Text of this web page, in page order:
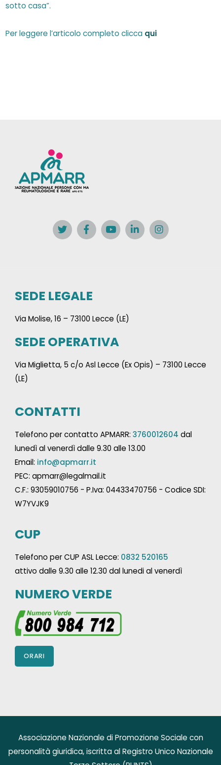
sotto casa”.
Per leggere l’articolo completo clicca qui
SEDE LEGALE
Via Molise, 16 – 73100 Lecce (LE)
SEDE OPERATIVA
Via Miglietta, 5 c/o Asl Lecce (Ex Opis) – 73100 Lecce
(LE)
CONTATTI
Telefono per contatto APMARR: 3760012604 dal
lunedì al venerdì dalle 9.30 alle 13.00
Email: info@apmarr.it
PEC: apmarr@legalmail.it
C.F.: 93059010756 - P.Iva: 04433470756 - Codice SDI:
W7YVJK9
CUP
Telefono per CUP ASL Lecce: 0832 520165
attivo dalle 9.30 alle 12.30 dal lunedi al venerdì
NUMERO VERDE
ORARI
Associazione Nazionale di Promozione Sociale con
personalità giuridica, iscritta al Registro Unico Nazionale